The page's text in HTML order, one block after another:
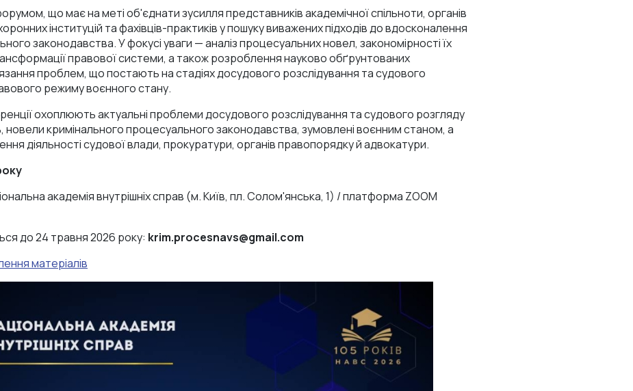
що має на меті об'єднати зусилля представників академічної спільноти, органів
інституцій та фахівців-практиків у пошуку виважених підходів до вдосконалення
законодавства. У фокусі уваги — аналіз процесуальних новел, закономірності їх
правової системи, а також розроблення науково обґрунтованих
проблем, що постають на стадіях досудового розслідування та судового
режиму воєнного стану.
охоплюють актуальні проблеми досудового розслідування та судового розгляду
новели кримінального процесуального законодавства, зумовлені воєнним станом, а
діяльності судової влади, прокуратури, органів правопорядку й адвокатури.
академія внутрішніх справ (м. Київ, пл. Солом'янська, 1) / платформа ZOOM
до 24 травня 2026 року: krim.procesnavs@gmail.com
матеріалів